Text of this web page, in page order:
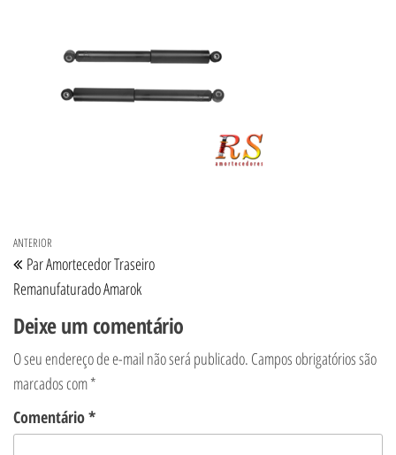
Navegação de Post
Post anterior
ANTERIOR
Par Amortecedor Traseiro
Remanufaturado Amarok
Deixe um comentário
O seu endereço de e-mail não será publicado. Campos obrigatórios são
marcados com*
Comentário*